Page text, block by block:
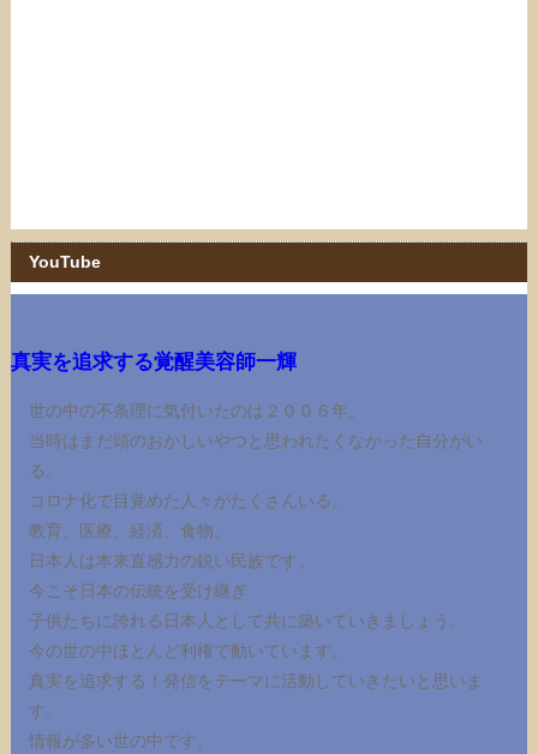
YouTube
真実を追求する覚醒美容師一輝
世の中の不条理に気付いたのは２００６年。
当時はまだ頭のおかしいやつと思われたくなかった自分がい
る。
コロナ化で目覚めた人々がたくさんいる。
教育、医療、経済、食物。
日本人は本来直感力の鋭い民族です。
今こそ日本の伝統を受け継ぎ
子供たちに誇れる日本人として共に築いていきましょう。
今の世の中ほとんど利権で動いています。
真実を追求する！発信をテーマに活動していきたいと思いま
す。
情報が多い世の中です。